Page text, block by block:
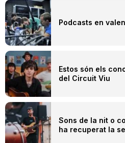
Podcasts en
Estos són els
del Circuit Viu
Sons de la nit o
ha recuperat la